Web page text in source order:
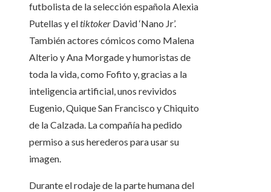
futbolista de la selección española Alexia
Putellas y eltiktoker David ‘Nano Jr’.
También actores cómicos como Malena
Alterio y Ana Morgade y humoristas de
toda la vida, como Fofito y, gracias a la
inteligencia artificial, unos revividos
Eugenio, Quique San Francisco y Chiquito
de la Calzada. La compañía ha pedido
permiso a sus herederos para usar su
imagen.
Durante el rodaje de la parte humana del